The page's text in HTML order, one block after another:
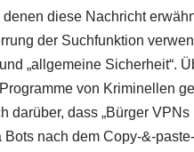
denen diese Nachricht
der Suchfunktion
und „allgemeine Sicherheit“.
von Kriminellen
darüber, dass „Bürger
Bots nach dem Copy-&-